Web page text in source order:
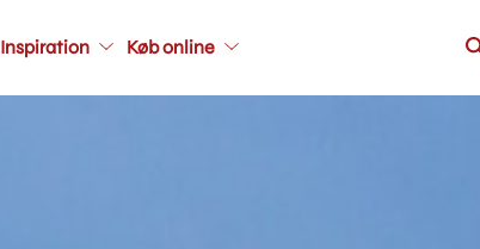
Inspiration Køb online